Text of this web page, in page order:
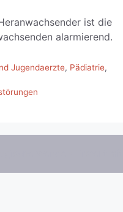
ist die
alarmierend.
Jugendaerzte, Pädiatrie,